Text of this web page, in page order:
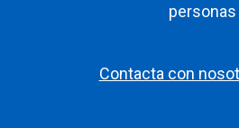
personas
Contacta con